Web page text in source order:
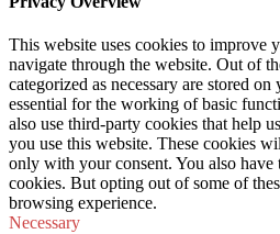
This website uses cookies to improve
navigate through the website. Out of
categorized as necessary are stored
essential for the working of basic
also use third-party cookies that help
you use this website. These cookies
only with your consent. You also
cookies. But opting out of some of
browsing experience.
Necessary